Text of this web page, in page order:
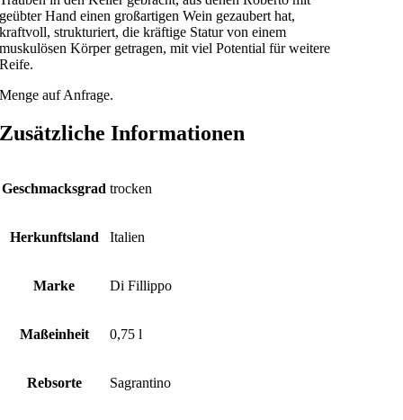
geübter Hand einen großartigen Wein gezaubert hat,
kraftvoll, strukturiert, die kräftige Statur von einem
muskulösen Körper getragen, mit viel Potential für weitere
Reife.
Menge auf Anfrage.
Zusätzliche Informationen
Geschmacksgrad trocken
Herkunftsland Italien
Marke Di Fillippo
Maßeinheit 0,75 l
Rebsorte Sagrantino